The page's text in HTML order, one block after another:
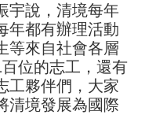
宇說，清境每年
年都有辦理活動
等來自社會各層
位的志工，還有
工夥伴們，大家
清境發展為國際